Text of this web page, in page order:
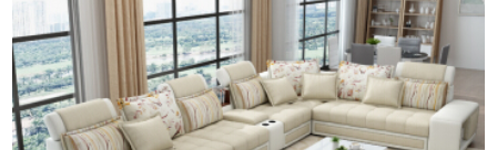
家具YB-32人+2人挂
け+1人挂け+2人挂け